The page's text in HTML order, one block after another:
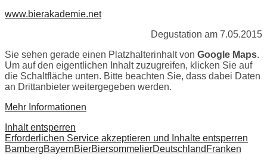
www.bierakademie.net
Degustation am 7.05.2015
Sie sehen gerade einen Platzhalterinhalt von Google Maps.
Um auf den eigentlichen Inhalt zuzugreifen, klicken Sie auf
die Schaltfläche unten. Bitte beachten Sie, dass dabei Daten
an Drittanbieter weitergegeben werden.
Mehr Informationen
Inhalt entsperren
Erforderlichen Service akzeptieren und Inhalte entsperren
BambergBayernBierBiersommelierDeutschland Franken